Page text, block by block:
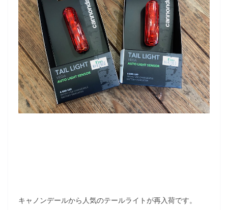
キャノンデールから人気のテールライトが再入荷です。